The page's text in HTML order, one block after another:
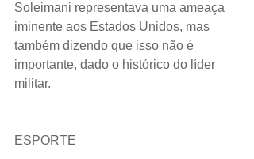
Soleimani representava uma ameaça
iminente aos Estados Unidos, mas
também dizendo que isso não é
importante, dado o histórico do líder
militar.
ESPORTE